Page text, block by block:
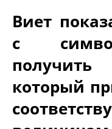
Виет
с
который